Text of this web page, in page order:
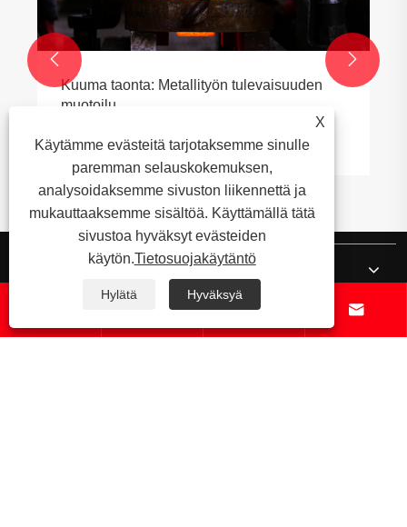
Kuuma taonta: Metallityön tulevaisuuden
muotoilu
Katso lisää >>
 
Tuotteet
 
X
Käytämme evästeitä tarjotaksemme sinulle
paremman selauskokemuksen,
analysoidaksemme sivuston liikennettä ja
mukauttaaksemme sisältöä. Käyttämällä tätä
sivustoa hyväksyt evästeiden
käytön.Tietosuojakäytäntö
Hylätä Hyväksyä